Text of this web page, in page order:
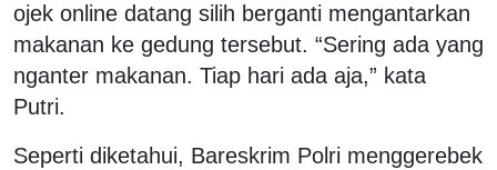
ojek online datang silih berganti mengantarkan
makanan ke gedung tersebut. “Sering ada yang
nganter makanan. Tiap hari ada aja,” kata
Putri.
Seperti diketahui, Bareskrim Polri menggerebek